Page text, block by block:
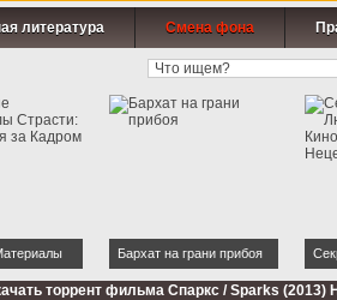
литература Смена фона
Остается за
Бархат на грани прибоя
торрент фильма Спаркс / Sparks (2013)